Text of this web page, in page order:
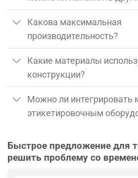
Какова максимальная
производительность?
Какие материалы
конструкции?
Можно ли интегрировать
этикетировочным
Быстрое предложение для
решить проблему со